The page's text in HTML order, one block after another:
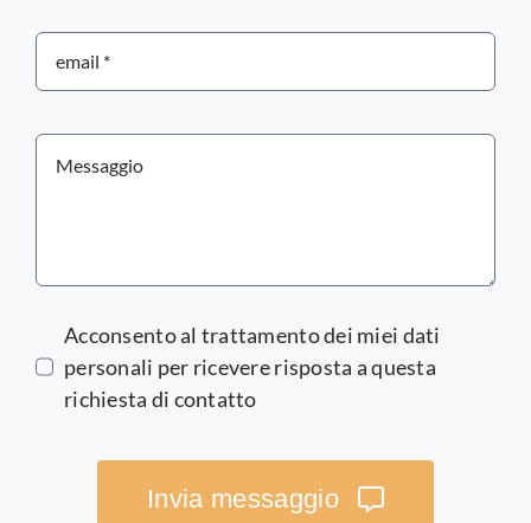
Acconsento al trattamento dei miei dati
personali per ricevere risposta a questa
richiesta di contatto
Invia messaggio